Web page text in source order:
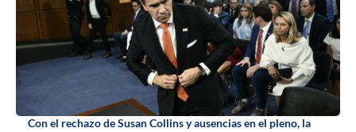
Con el rechazo de Susan Collins y ausencias en el pleno, la